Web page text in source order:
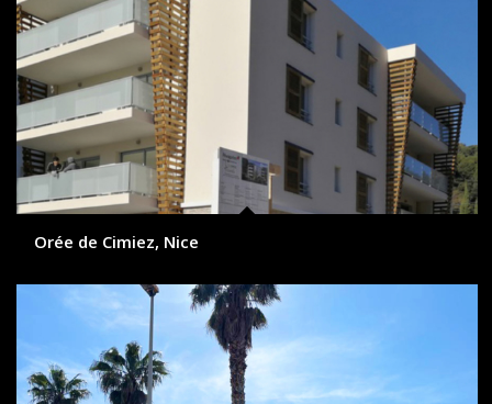
Orée de Cimiez, Nice